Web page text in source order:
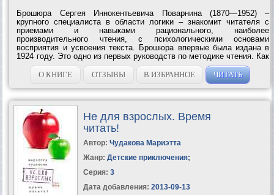
Брошюра Сергея Иннокентьевича Поварнина (1870—1952) –
крупного специалиста в области логики – знакомит читателя с
приемами и навыками рационального, наиболее
производительного чтения, с психологическими основами
восприятия и усвоения текста. Брошюра впервые была издана в
1924 году. Это одно из первых руководств по методике чтения. Как
писал C. И. Пoварнин в предисловии к изданию 1924 года, – это
«краткое введение в искусство чтения»....
О КНИГЕ ОТЗЫВЫ В ИЗБРАННОЕ ЧИТАТЬ
Не для взрослых. Время
читать!
Автор: Чудакова Мариэтта
Жанр: Детские приключения;
Серия: 3
Дата добавления: 2013-09-13